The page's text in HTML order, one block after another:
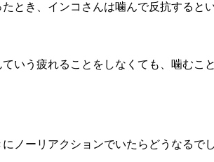
とき、インコさんは噛んで反抗すると
いう疲れることをしなくても、噛むこ
ノーリアクションでいたらどうなるでし